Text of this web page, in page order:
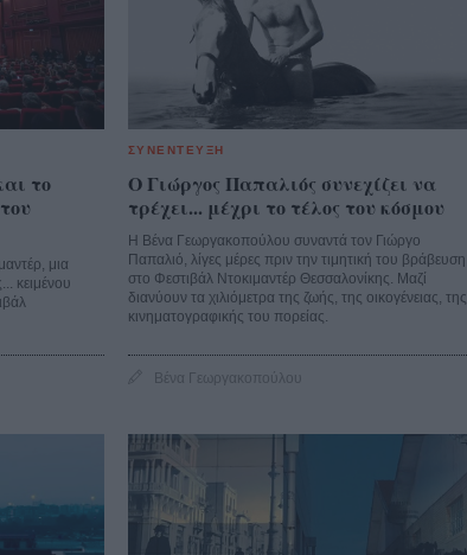
το
μια
κειμένου
ΣΥΝΕΝΤΕΥΞΗ
Ο Γιώργος Παπαλιός συνεχίζει να
τρέχει... μέχρι το τέλος του κόσμου
Η Βένα Γεωργακοπούλου συναντά τον Γιώργο
Παπαλιό, λίγες μέρες πριν την τιμητική του βράβευση
στο Φεστιβάλ Ντοκιμαντέρ Θεσσαλονίκης. Μαζί
διανύουν τα χιλιόμετρα της ζωής, της οικογένειας, της
κινηματογραφικής του πορείας.
Βένα Γεωργακοπούλου